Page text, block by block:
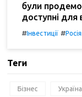
були
доступні для
#Інвестиції #Росія
Теги
Бізнес Україна